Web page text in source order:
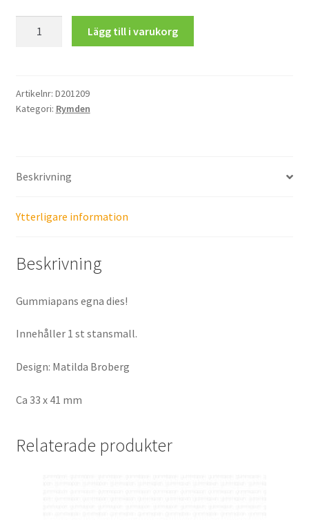
Lägg till i varukorg
Artikelnr: D201209
Kategori: Rymden
Beskrivning
Ytterligare information
Beskrivning
Gummiapans egna dies!
Innehåller 1 st stansmall.
Design: Matilda Broberg
Ca 33 x 41 mm
Relaterade produkter